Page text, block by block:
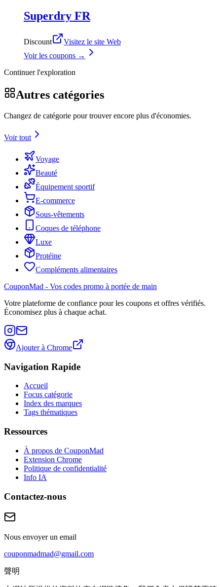
Superdry FR
Discount
Visitez le site Web
Voir les coupons →
Continuer l'exploration
Autres catégories
Changez de catégorie pour trouver encore plus d'économies.
Voir tout
Voyage
Beauté
Équipement sportif
E-commerce
Sous-vêtements
Coques de téléphone
Luxe
Protéine
Compléments alimentaires
CouponMad - Vos codes promo à portée de main
Votre plateforme de confiance pour les coupons et offres vérifiés.
Économisez plus à chaque achat.
Ajouter à Chrome
Navigation Rapide
Accueil
Focus catégorie
Index des marques
Tags thématiques
Ressources
À propos de CouponMad
Extension Chrome
Politique de confidentialité
Info IA
Contactez-nous
Nous envoyer un email
couponmadmad@gmail.com
聲明